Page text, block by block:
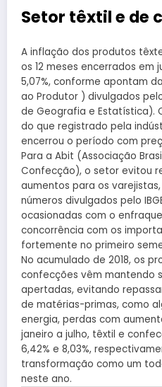
Setor têxtil e de
A inflação dos produtos
os 12 meses encerrados em
5,07%, conforme apontam
ao Produtor ) divulgados
de Geografia e Estatística).
do que registrado pela
encerrou o período com
Para a Abit (Associação
Confecção), o setor evitou
aumentos para os
números divulgados pelo
ocasionadas com o
concorrência com os
fortemente no primeiro
No acumulado de 2018, os
confecções vêm mantendo
apertadas, evitando
de matérias-primas, como
energia, perdas com
janeiro a julho, têxtil e
6,42% e 8,03%,
transformação como um
neste ano.